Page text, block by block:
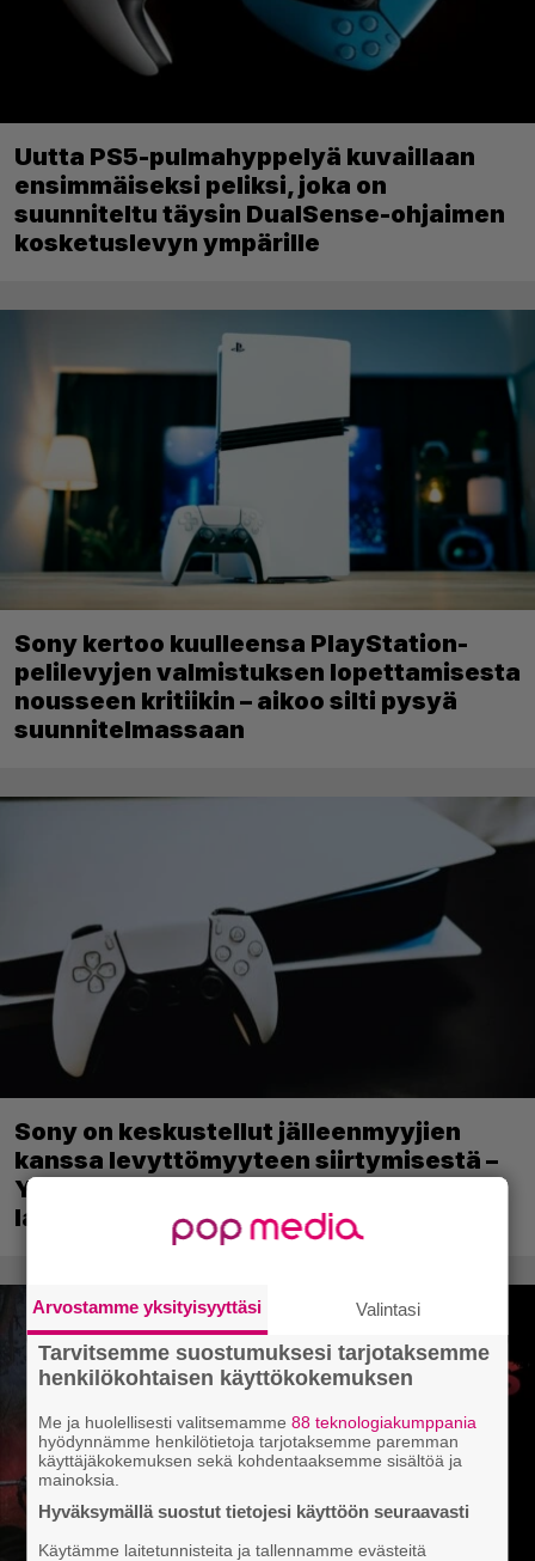
Uutta PS5-pulmahyppelyä kuvaillaan
ensimmäiseksi peliksi, joka on
suunniteltu täysin DualSense-ohjaimen
kosketuslevyn ympärille
Sony kertoo kuulleensa PlayStation-
pelilevyjen valmistuksen lopettamisesta
nousseen kritiikin – aikoo silti pysyä
suunnitelmassaan
Sony on keskustellut jälleenmyyjien
kanssa levyttömyyteen siirtymisestä –
Yhdysvalloissa pelejä myydään
latauskoodin sisältävissä koteloissa
Arvostamme yksityisyyttäsi Valintasi
Tarvitsemme suostumuksesi tarjotaksemme
henkilökohtaisen käyttökokemuksen
Me ja huolellisesti valitsemamme88 teknologiakumppania
hyödynnämme henkilötietoja tarjotaksemme paremman
käyttäjäkokemuksen sekä kohdentaaksemme sisältöä ja
mainoksia.
Hyväksymällä suostut tietojesi käyttöön seuraavasti
Käytämme laitetunnisteita ja tallennamme evästeitä